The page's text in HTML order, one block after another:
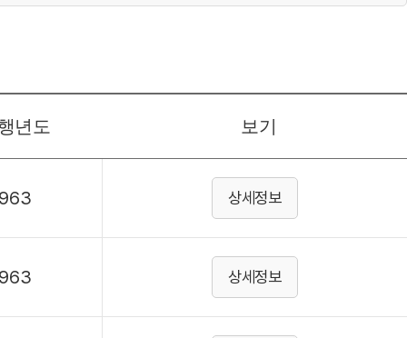
년도 보기
상세정보
상세정보